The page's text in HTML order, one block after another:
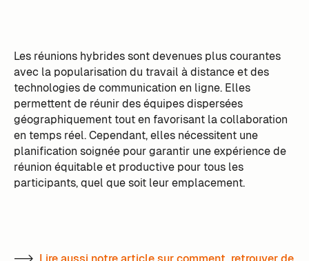
Les réunions hybrides sont devenues plus courantes
avec la popularisation du travail à distance et des
technologies de communication en ligne. Elles
permettent de réunir des équipes dispersées
géographiquement tout en favorisant la collaboration
en temps réel. Cependant, elles nécessitent une
planification soignée pour garantir une expérience de
réunion équitable et productive pour tous les
participants, quel que soit leur emplacement.